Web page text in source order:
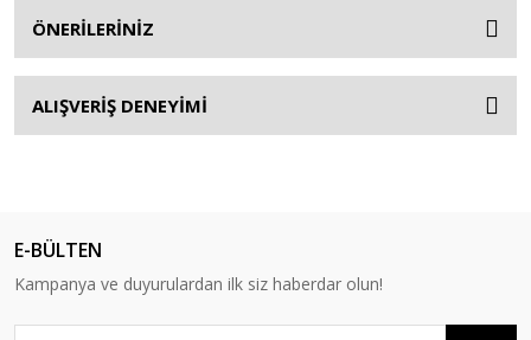
ÖNERİLERİNİZ
ALIŞVERİŞ DENEYİMİ
E-BÜLTEN
Kampanya ve duyurulardan ilk siz haberdar olun!